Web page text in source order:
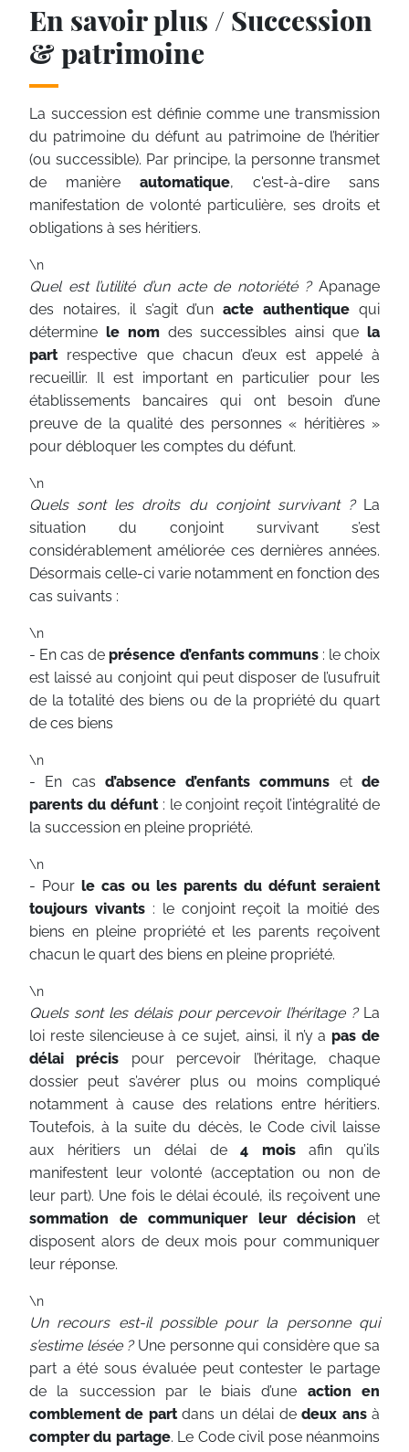
En savoir plus / Succession
& patrimoine
La succession est définie comme une transmission
du patrimoine du défunt au patrimoine de l’héritier
(ou successible). Par principe, la personne transmet
de manière automatique, c'est-à-dire sans
manifestation de volonté particulière, ses droits et
obligations à ses héritiers.
\n
Quel est l’utilité d’un acte de notoriété ? Apanage
des notaires, il s’agit d’unacte authentiquequi
détermine le nom des successibles ainsi quela
partrespective que chacun d’eux est appelé à
recueillir. Il est important en particulier pour les
établissements bancaires qui ont besoin d’une
preuve de la qualité des personnes « héritières »
pour débloquer les comptes du défunt.
\n
Quels sont les droits du conjoint survivant ?La
situation du conjoint survivant s’est
considérablement améliorée ces dernières années.
Désormais celle-ci varie notamment en fonction des
cas suivants :
\n
- En cas deprésence d’enfants communs: le choix
est laissé au conjoint qui peut disposer de l’usufruit
de la totalité des biens ou de la propriété du quart
de ces biens
\n
- En cas d’absence d’enfants communs etde
parents du défunt: le conjoint reçoit l’intégralité de
la succession en pleine propriété.
\n
- Pour le cas ou les parents du défunt seraient
toujours vivants: le conjoint reçoit la moitié des
biens en pleine propriété et les parents reçoivent
chacun le quart des biens en pleine propriété.
\n
Quels sont les délais pour percevoir l’héritage ? La
loi reste silencieuse à ce sujet, ainsi, il n’y a pas de
délai
précis pour percevoir l’héritage, chaque
dossier peut s’avérer plus ou moins compliqué
notamment à cause des relations entre héritiers.
Toutefois, à la suite du décès, le Code civil laisse
aux héritiers un délai de4 moisafin qu’ils
manifestent leur volonté (acceptation ou non de
leur part). Une fois le délai écoulé, ils reçoivent une
sommation de communiquer leur décision et
disposent alors de deux mois pour communiquer
leur réponse.
\n
Un recours est-il possible pour la personne qui
s’estime lésée ? Une personne qui considère que sa
part a été sous évaluée peut contester le partage
de la succession par le biais d’une action en
comblement de partdans un délai dedeux ansà
compter du partage. Le Code civil pose néanmoins